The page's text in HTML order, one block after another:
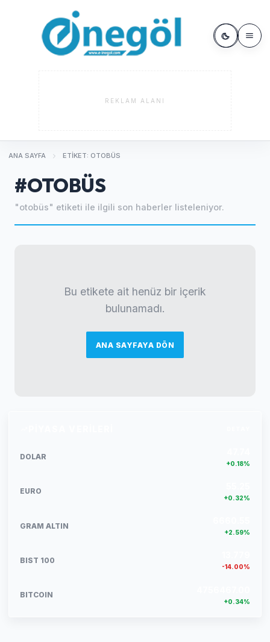
REKLAM ALANI
ANA SAYFA ETIKET: OTOBÜS
#OTOBÜS
"otobüs" etiketi ile ilgili son haberler listeleniyor.
Bu etikete ait henüz bir içerik
bulunamadı.
ANA SAYFAYA DÖN
DOLAR
+0.18%
EURO
+0.32%
GRAM ALTIN
+2.59%
BIST 100
-14.00%
BITCOIN
+0.34%